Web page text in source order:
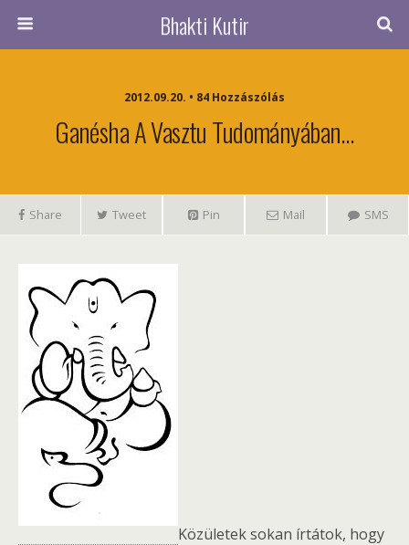
Bhakti Kutir
2012.09.20. • 84 Hozzászólás
Ganésha A Vasztu Tudományában…
Share Tweet Pin Mail SMS
Közületek sokan írtátok, hogy